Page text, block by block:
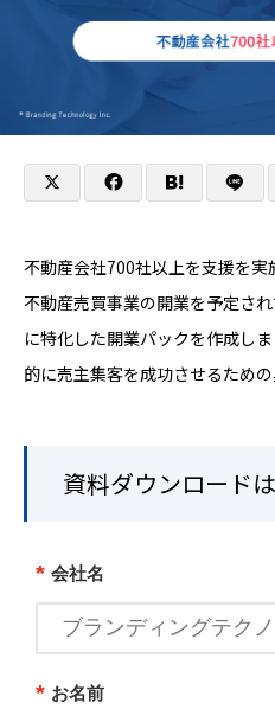
不動産会社700社以上を支援を実
不動産売買事業の開業を予定さ
に特化した開業パックを作成し
的に売主集客を成功させるため
資料ダウンロード
* 会社名
* お名前